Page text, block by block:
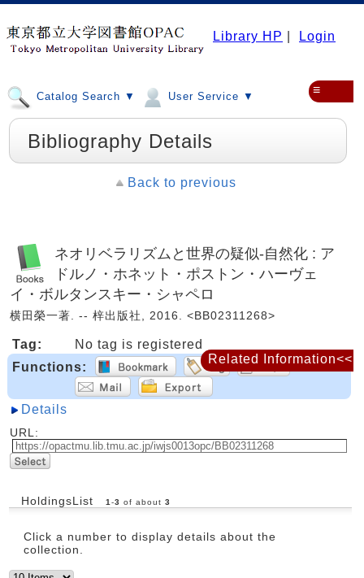
Library HP Login
Catalog Search ▼ User Service ▼ ≡
Bibliography Details
Back to previous
ネオリベラリズムと世界の疑似-自然化 : ア
ドルノ・ホネット・ポストン・ハーヴェ
イ・ボルタンスキー・シャペロ
横田榮一著. -- 梓出版社, 2016. <BB02311268>
Tag:
No tag is registered
Functions:
Details
URL:
HoldingsList 1 -3 of about 3
Click a number to display details about the
collection.
Related Information<<